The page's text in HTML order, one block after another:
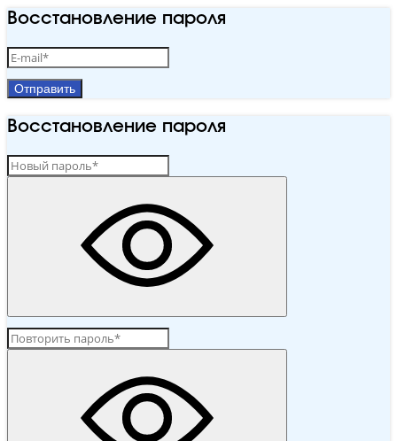
Восстановление пароля
Отправить
Восстановление пароля